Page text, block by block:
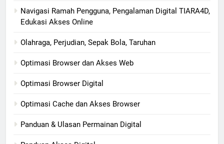
Navigasi Ramah Pengguna, Pengalaman Digital TIARA4D,
Edukasi Akses Online
Olahraga, Perjudian, Sepak Bola, Taruhan
Optimasi Browser dan Akses Web
Optimasi Browser Digital
Optimasi Cache dan Akses Browser
Panduan & Ulasan Permainan Digital